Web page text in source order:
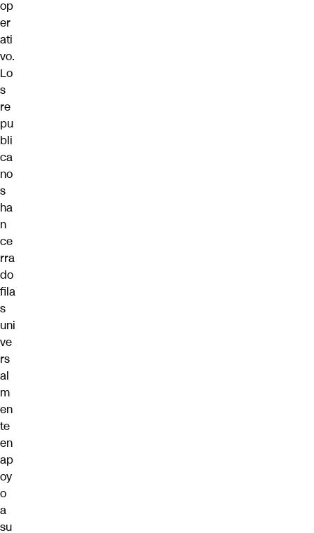
op
er
ati
vo.
Lo
s
re
pu
bli
ca
no
s
ha
n
ce
rra
do
fila
s
uni
ve
rs
al
m
en
te
en
ap
oy
o
a
su